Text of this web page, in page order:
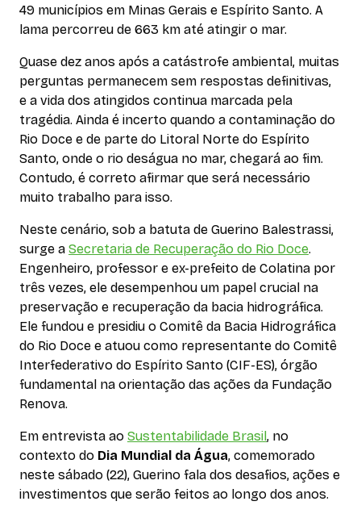
49 municípios em Minas Gerais e Espírito Santo. A
lama percorreu de 663 km até atingir o mar.
Quase dez anos após a catástrofe ambiental, muitas
perguntas permanecem sem respostas definitivas,
e a vida dos atingidos continua marcada pela
tragédia. Ainda é incerto quando a contaminação do
Rio Doce e de parte do Litoral Norte do Espírito
Santo, onde o rio deságua no mar, chegará ao fim.
Contudo, é correto afirmar que será necessário
muito trabalho para isso.
Neste cenário, sob a batuta de Guerino Balestrassi,
surge a Secretaria de Recuperação do Rio Doce.
Engenheiro, professor e ex-prefeito de Colatina por
três vezes, ele desempenhou um papel crucial na
preservação e recuperação da bacia hidrográfica.
Ele fundou e presidiu o Comitê da Bacia Hidrográfica
do Rio Doce e atuou como representante do Comitê
Interfederativo do Espírito Santo (CIF-ES), órgão
fundamental na orientação das ações da Fundação
Renova.
Em entrevista ao Sustentabilidade Brasil, no
contexto do Dia Mundial da Água, comemorado
neste sábado (22), Guerino fala dos desafios, ações e
investimentos que serão feitos ao longo dos anos.